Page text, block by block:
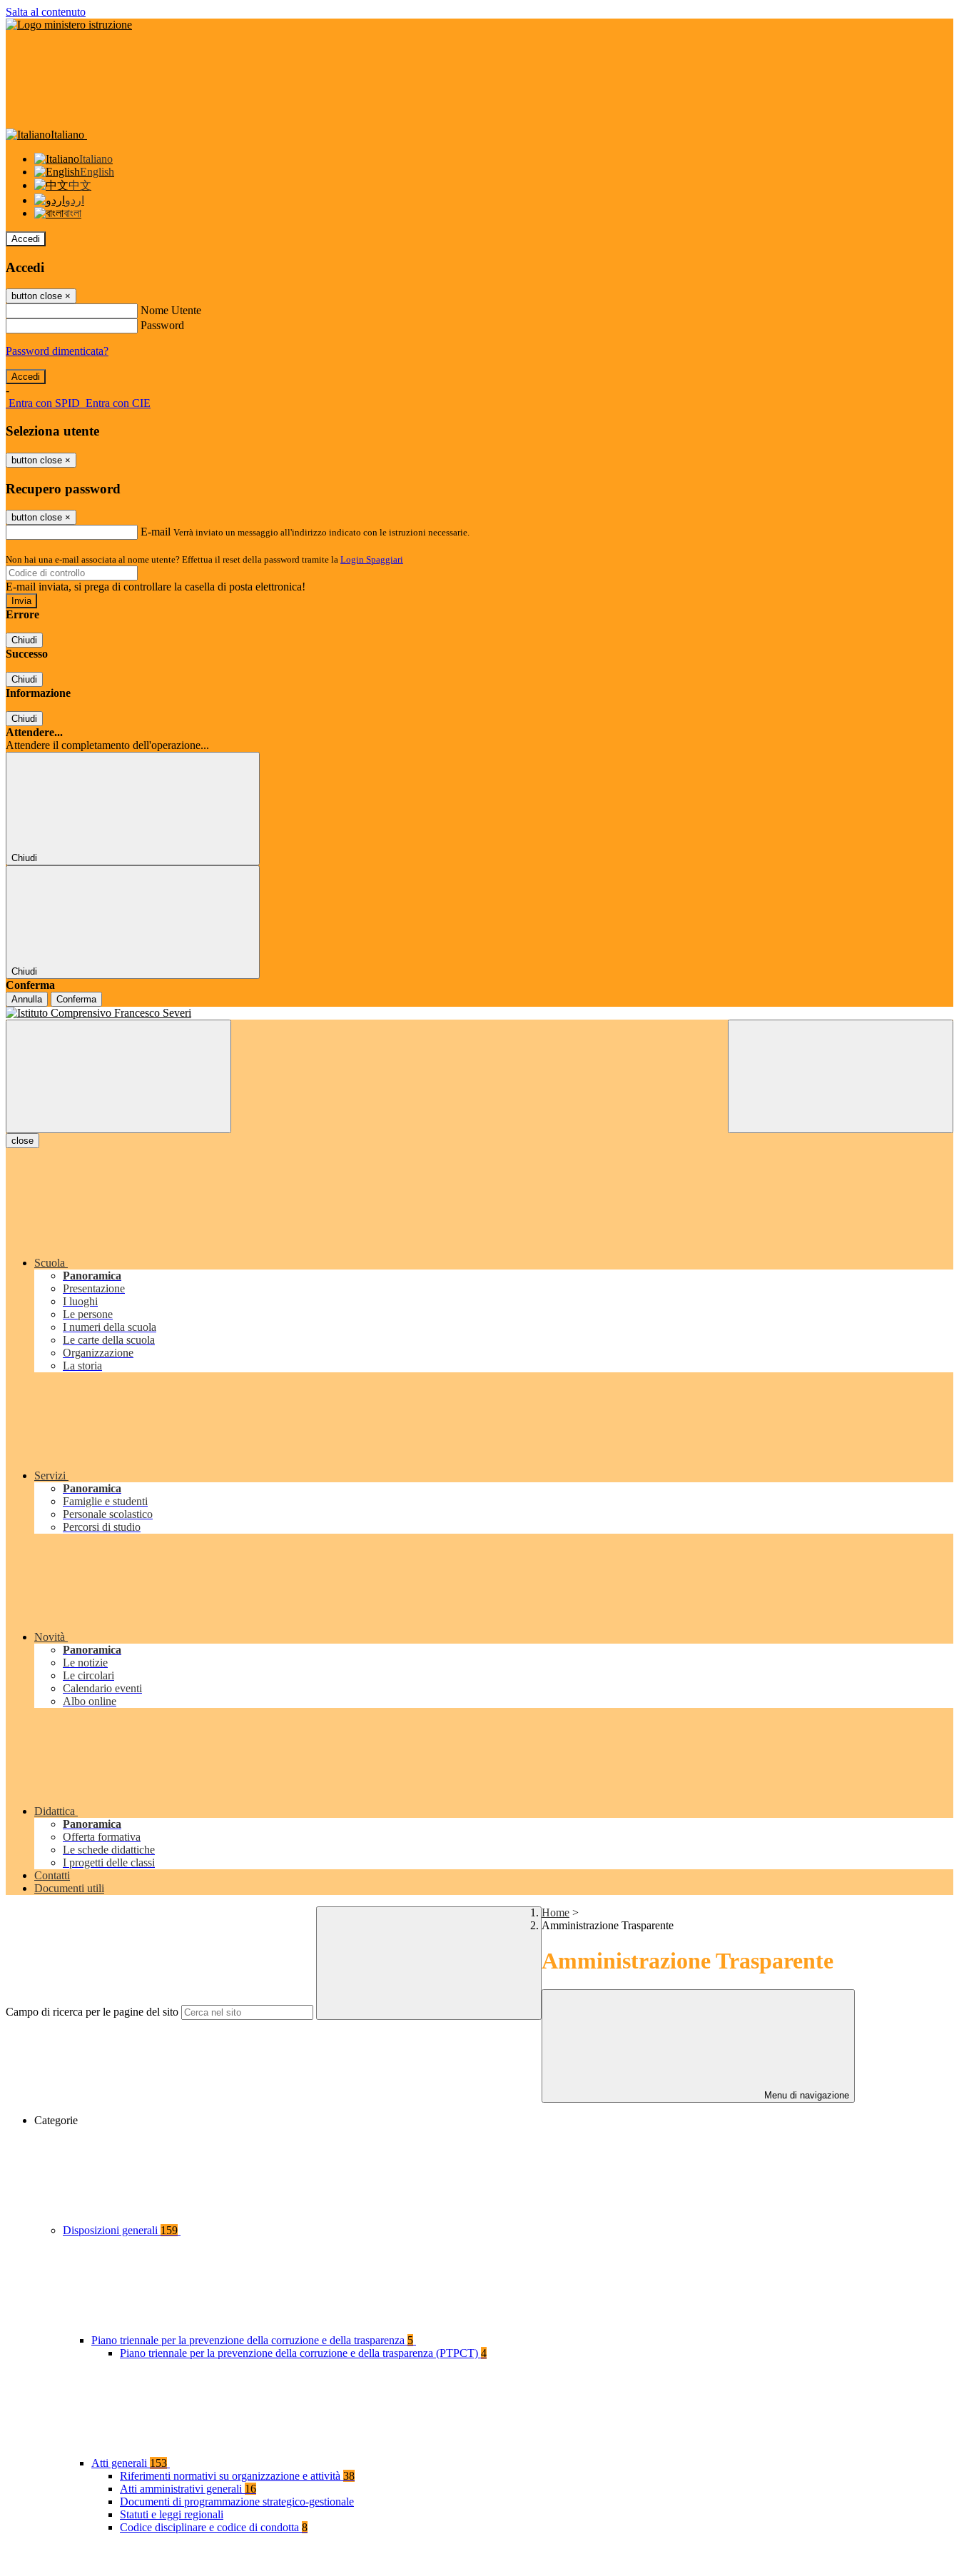
Salta al contenuto
Italiano
Italiano
English
中文
اردو
বাংলা
Accedi
Accedi
button close ×
Nome Utente
Password
Password dimenticata?
-
Entra con SPID Entra con CIE
Seleziona utente
button close ×
Recupero password
button close ×
E-mail Verrà inviato un messaggio all'indirizzo indicato con le istruzioni necessarie.
Non hai una e-mail associata al nome utente? Effettua il reset della password tramite la Login Spaggiari
E-mail inviata, si prega di controllare la casella di posta elettronica!
Errore
Chiudi
Successo
Chiudi
Informazione
Chiudi
Attendere...
Attendere il completamento dell'operazione...
Chiudi
Chiudi
Conferma
Annulla Conferma
close
Scuola
Panoramica
Presentazione
I luoghi
Le persone
I numeri della scuola
Le carte della scuola
Organizzazione
La storia
Servizi
Panoramica
Famiglie e studenti
Personale scolastico
Percorsi di studio
Novità
Panoramica
Le notizie
Le circolari
Calendario eventi
Albo online
Didattica
Panoramica
Offerta formativa
Le schede didattiche
I progetti delle classi
Contatti
Documenti utili
Campo di ricerca per le pagine del sito
Home >
Amministrazione Trasparente
Amministrazione Trasparente
Menu di navigazione
Categorie
Disposizioni generali 159
Piano triennale per la prevenzione della corruzione e della trasparenza 5
Piano triennale per la prevenzione della corruzione e della trasparenza (PTPCT) 4
Atti generali 153
Riferimenti normativi su organizzazione e attività 38
Atti amministrativi generali 16
Documenti di programmazione strategico-gestionale
Statuti e leggi regionali
Codice disciplinare e codice di condotta 8